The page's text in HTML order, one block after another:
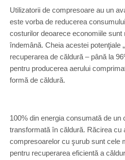
Utilizatorii de compresoare au un
este vorba de reducerea
costurilor deoarece economiile sunt
îndemână. Cheia acestei potenţiale
recuperarea de căldură – până la
pentru producerea aerului
formă de căldură.
100% din energia consumată de un
transformată în căldură. Răcirea cu
compresoarelor cu şurub sunt cele
pentru recuperarea eficientă a